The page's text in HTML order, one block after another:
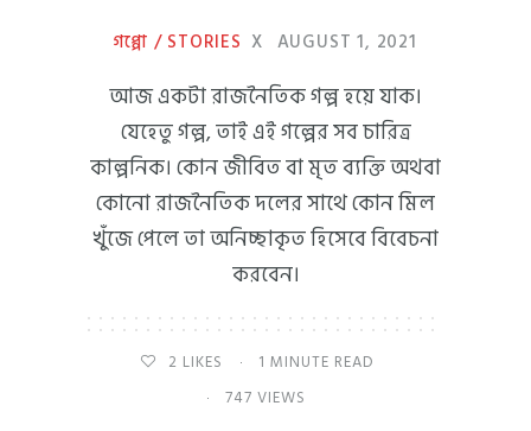
গপ্পো / STORIES X AUGUST 1, 2021
আজ একটা রাজনৈতিক গল্প হয়ে যাক।
যেহেতু গল্প, তাই এই গল্পের সব চারিত্র
কাল্পনিক। কোন জীবিত বা মৃত ব্যক্তি অথবা
কোনো রাজনৈতিক দলের সাথে কোন মিল
খুঁজে পেলে তা অনিচ্ছাকৃত হিসেবে বিবেচনা
করবেন।
2 LIKES
1 MINUTE READ
747 VIEWS